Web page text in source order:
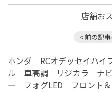
店舗お
< 前の記
ホンダ RCオデッセイハイ
ル 車高調 リジカラ ナビ
ー フォグLED フロント＆